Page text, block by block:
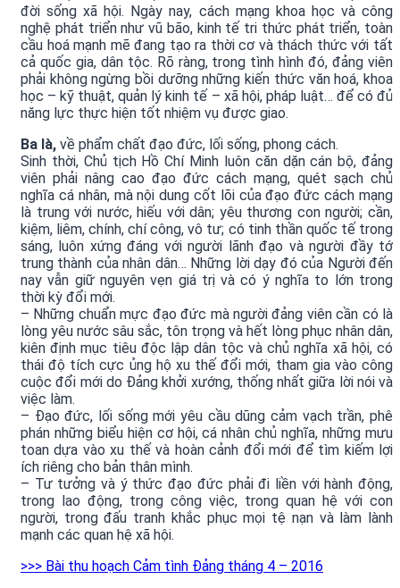
đời sống xã hội. Ngày nay, cách mạng khoa học và công
nghệ phát triển như vũ bão, kinh tế tri thức phát triển, toàn
cầu hoá mạnh mẽ đang tạo ra thời cơ và thách thức với tất
cả quốc gia, dân tộc. Rõ ràng, trong tình hình đó, đảng viên
phải không ngừng bồi dưỡng những kiến thức văn hoá, khoa
học – kỹ thuật, quản lý kinh tế – xã hội, pháp luật… để có đủ
năng lực thực hiện tốt nhiệm vụ được giao.
Ba là, về phẩm chất đạo đức, lối sống, phong cách.
Sinh thời, Chủ tịch Hồ Chí Minh luôn căn dặn cán bộ, đảng
viên phải nâng cao đạo đức cách mạng, quét sạch chủ
nghĩa cá nhân, mà nội dung cốt lõi của đạo đức cách mạng
là trung với nước, hiếu với dân; yêu thương con người; cần,
kiệm, liêm, chính, chí công, vô tư; có tinh thần quốc tế trong
sáng, luôn xứng đáng với người lãnh đạo và người đầy tớ
trung thành của nhân dân… Những lời dạy đó của Người đến
nay vẫn giữ nguyên vẹn giá trị và có ý nghĩa to lớn trong
thời kỳ đổi mới.
– Những chuẩn mực đạo đức mà người đảng viên cần có là
lòng yêu nước sâu sắc, tôn trọng và hết lòng phục nhân dân,
kiên định mục tiêu độc lập dân tộc và chủ nghĩa xã hội, có
thái độ tích cực ủng hộ xu thế đổi mới, tham gia vào công
cuộc đổi mới do Đảng khởi xướng, thống nhất giữa lời nói và
việc làm.
– Đạo đức, lối sống mới yêu cầu dũng cảm vạch trần, phê
phán những biểu hiện cơ hội, cá nhân chủ nghĩa, những mưu
toan dựa vào xu thế và hoàn cảnh đổi mới để tìm kiếm lợi
ích riêng cho bản thân mình.
– Tư tưởng và ý thức đạo đức phải đi liền với hành động,
trong lao động, trong công việc, trong quan hệ với con
người, trong đấu tranh khắc phục mọi tệ nạn và làm lành
mạnh các quan hệ xã hội.
>>> Bài thu hoạch Cảm tình Đảng tháng 4 – 2016